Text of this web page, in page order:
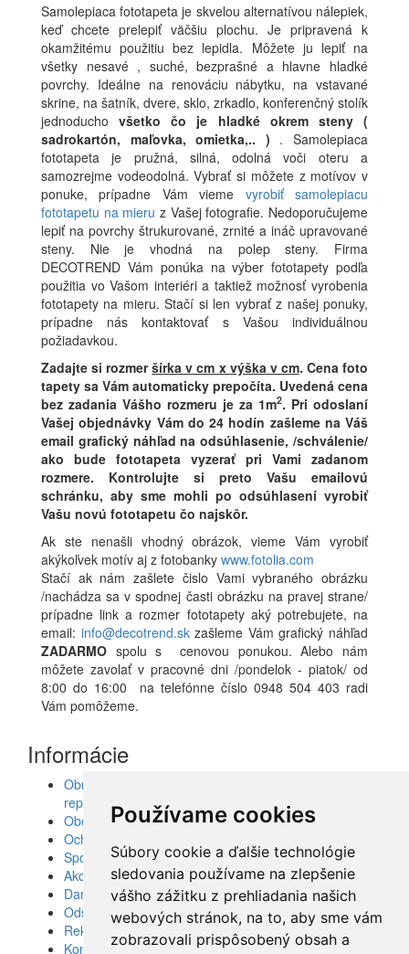
Používame cookies
Súbory cookie a ďalšie technológie
sledovania používame na zlepšenie
vášho zážitku z prehliadania našich
webových stránok, na to, aby sme vám
zobrazovali prispôsobený obsah a
Samolepiaca fototapeta je skvelou alternatívou nálepiek,
keď chcete prelepiť väčšiu plochu. Je pripravená k
okamžitému použitiu bez lepidla. Môžete ju lepiť na
všetky nesavé , suché, bezprašné a hlavne hladké
povrchy. Ideálne na renováciu nábytku, na vstavané
skrine, na šatník, dvere, sklo, zrkadlo, konferenčný stolík
jednoduchovšetko čo je hladké okrem steny (
sadrokartón, maľovka, omietka,.. ) . Samolepiaca
fototapeta je pružná, silná, odolná voči oteru a
samozrejme vodeodolná. Vybrať si môžete z motívov v
ponuke, prípadne Vám vieme vyrobiť samolepiacu
fototapetu na mieru z Vašej fotografie. Nedoporučujeme
lepiť na povrchy štrukurované, zrnité a ináč upravované
steny. Nie je vhodná na polep steny. Firma
DECOTREND Vám ponúka na výber fototapety podľa
použitia vo Vašom interiéri a taktiež možnosť vyrobenia
fototapety na mieru. Stačí si len vybrať z našej ponuky,
prípadne nás kontaktovať s Vašou individuálnou
požiadavkou.
Zadajte si rozmeršírka v cm x výška v cm. Cena foto
tapety sa Vám automaticky prepočíta. Uvedená cena
bez zadania Vášho rozmeru je za 1m2. Pri odoslaní
Vašej objednávky Vám do 24 hodín zašleme na Váš
email grafický náhľad na odsúhlasenie, /schválenie/
ako bude fototapeta vyzerať pri Vami zadanom
rozmere. Kontrolujte si preto Vašu emailovú
schránku, aby sme mohli po odsúhlasení vyrobiť
Vašu novú fototapetu čo najskôr.
Ak ste nenašli vhodný obrázok, vieme Vám vyrobiť
akýkoľvek motív aj z fotobanky www.fotolia.com
Stačí ak nám zašlete čislo Vami vybraného obrázku
/nachádza sa v spodnej časti obrázku na pravej strane/
prípadne link a rozmer fototapety aký potrebujete, na
email: info@decotrend.skzašleme Vám grafický náhľad
ZADARMO spolu s cenovou ponukou. Alebo nám
môžete zavolať v pracovné dni /pondelok - piatok/ od
8:00 do 16:00 na telefónne číslo 0948 504 403 radi
Vám pomôžeme.
Informácie
Obrazy, nálepky, fototapety, šablóny, dekorácie,
reprodukcie
Obchodné podmienky
Ochrana osobných údajov
Spolupráca
Akcie a Doručenie
Darčekové poukážky
Odstúpenie od zmluvy - vrátenie tovaru
Reklamácia tovaru
Kontakt